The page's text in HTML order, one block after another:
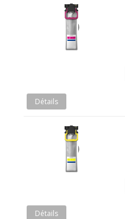
Détails
Détails